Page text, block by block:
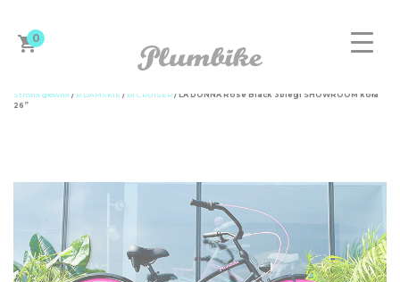
0
ZAPROJEKTUJ ROWER
Strona główna / B DAMSKIE / B1 CRUISER / LA DONNA Rose Black 3biegi SHOWROOM koła
26”